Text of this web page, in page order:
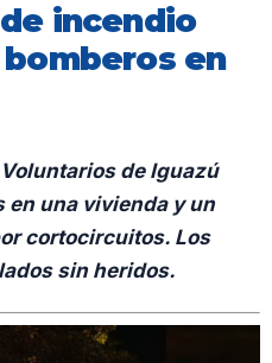
incendio
en
de Iguazú
en una vivienda y un
cortocircuitos. Los
sin heridos.